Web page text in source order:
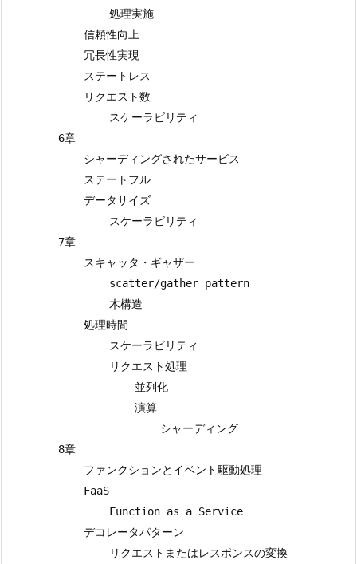
                処理実施
            信頼性向上
            冗長性実現
            ステートレス
            リクエスト数
                スケーラビリティ
        6章
            シャーディングされたサービス
            ステートフル
            データサイズ
                スケーラビリティ
        7章
            スキャッタ・ギャザー
                scatter/gather pattern
                木構造
            処理時間
                スケーラビリティ
                リクエスト処理
                    並列化
                    演算
                        シャーディング
        8章
            ファンクションとイベント駆動処理
            FaaS
                Function as a Service
            デコレータパターン
                リクエストまたはレスポンスの変換